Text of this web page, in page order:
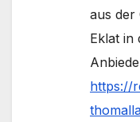
aus der
Eklat in
https://